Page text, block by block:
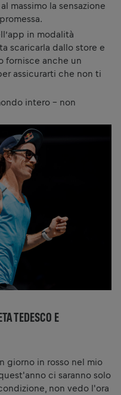
massimo la sensazione
in modalità
scaricarla dallo store e
fornisce anche un
assicurarti che non ti
intero - non
TEDESCO E
giorno in rosso nel mio
ci saranno solo
non vedo l'ora